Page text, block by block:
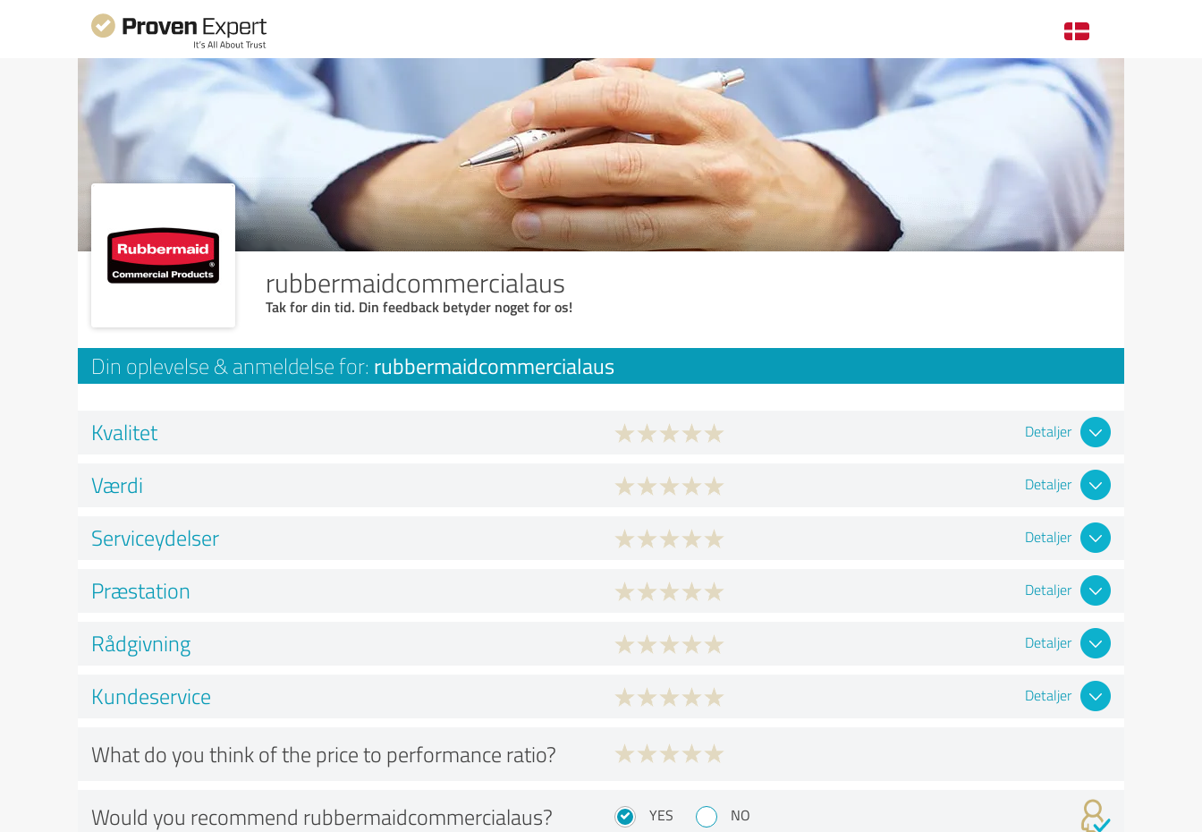
rubbermaidcommercialaus
Tak for din tid. Din feedback betyder noget for os!
Din oplevelse & anmeldelse for: rubbermaidcommercialaus
Kvalitet Detaljer
Værdi Detaljer
Serviceydelser Detaljer
Præstation Detaljer
Rådgivning Detaljer
Kundeservice Detaljer
What do you think of the price to performance ratio?
Would you recommend rubbermaidcommercialaus? YES NO